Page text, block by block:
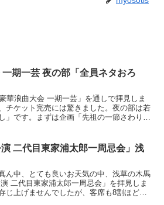
期一芸 夜の部「全員ネタおろ
華浪曲大会 一期一芸」を通しで拝見しま
チケット完売には驚きました。夜の部は若
」です。まずは企画「先祖の一節さわり集
演 二代目東家浦太郎一周忌会」浅
ん中、とても良いお天気の中、浅草の木馬
二代目東家浦太郎一周忌会」を拝見しま
じ上げませんでしたが、客席も8割ほどの